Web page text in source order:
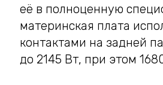
её в полноценную
материнская плата
контактами на задней
до 2145 Вт, при этом